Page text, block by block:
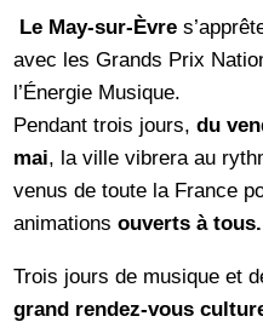
Le May-sur-Èvre
avec les Grands Prix
l’Énergie Musique.
Pendant trois jours,du
mai, la ville vibrera au
venus de toute la France
animations ouverts à tous.
Trois jours de musique et
grand rendez-vous